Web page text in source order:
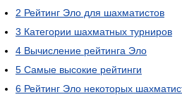
2 Рейтинг Эло для шахматистов
3 Категории шахматных турниров
4 Вычисление рейтинга Эло
5 Самые высокие рейтинги
6 Рейтинг Эло некоторых